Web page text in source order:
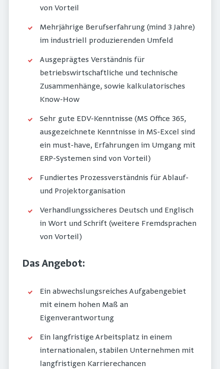
von Vorteil
Mehrjährige Berufserfahrung (mind 3 Jahre)
im industriell produzierenden Umfeld
Ausgeprägtes Verständnis für
betriebswirtschaftliche und technische
Zusammenhänge, sowie kalkulatorisches
Know-How
Sehr gute EDV-Kenntnisse (MS Office 365,
ausgezeichnete Kenntnisse in MS-Excel sind
ein must-have, Erfahrungen im Umgang mit
ERP-Systemen sind von Vorteil)
Fundiertes Prozessverständnis für Ablauf-
und Projektorganisation
Verhandlungssicheres Deutsch und Englisch
in Wort und Schrift (weitere Fremdsprachen
von Vorteil)
Das Angebot:
Ein abwechslungsreiches Aufgabengebiet
mit einem hohen Maß an
Eigenverantwortung
Ein langfristige Arbeitsplatz in einem
internationalen, stabilen Unternehmen mit
langfristigen Karrierechancen